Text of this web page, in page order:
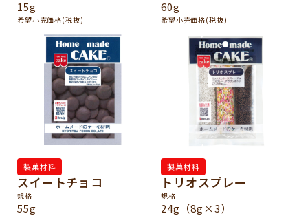
15g
希望小売価格(税抜)
60g
希望小売価格(税抜)
スイートチョコ
製菓材料
規格
55g
トリオスプレー
製菓材料
規格
24g（8g×3）